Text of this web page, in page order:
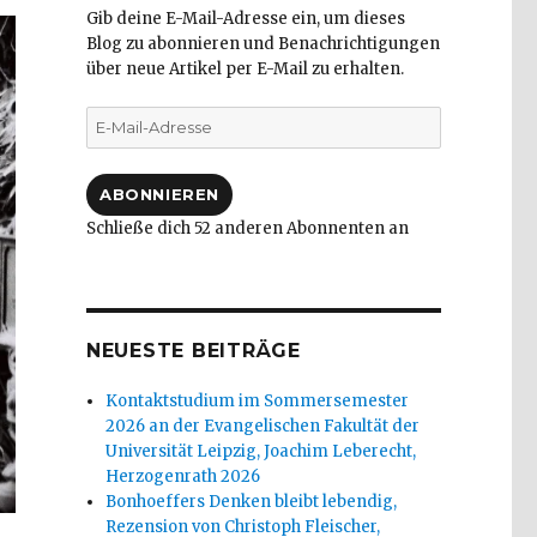
Gib deine E-Mail-Adresse ein, um dieses
Blog zu abonnieren und Benachrichtigungen
über neue Artikel per E-Mail zu erhalten.
E-
Mail-
ABONNIEREN
Schließe dich 52 anderen Abonnenten an
NEUESTE BEITRÄGE
Kontaktstudium im Sommersemester
2026 an der Evangelischen Fakultät der
Universität Leipzig, Joachim Leberecht,
Herzogenrath 2026
Bonhoeffers Denken bleibt lebendig,
Rezension von Christoph Fleischer,